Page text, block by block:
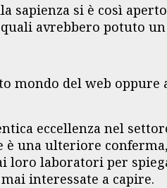
sapienza si è così
avrebbero potuto
mondo del web
eccellenza nel
è una ulteriore
loro laboratori per
interessate a capire.